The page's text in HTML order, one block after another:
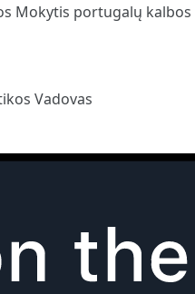
Mokytis portugalų kalbos
Vadovas